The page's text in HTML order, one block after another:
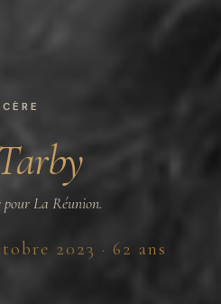
pour La Réunion.
2023 · 62 ans